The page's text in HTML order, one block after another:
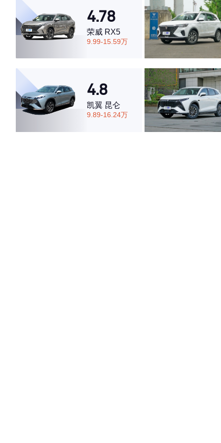
4.78
荣威 RX5
9.99-15.59万
4.8
凯翼 昆仑
9.89-16.24万